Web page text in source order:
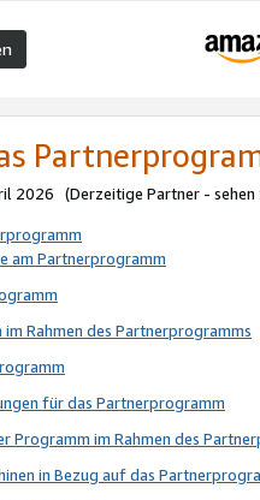
2026 (Derzeitige Partner - sehen
am Partnerprogramm
Rahmen des Partnerprogramms
für das Partnerprogramm
Programm im Rahmen des
in Bezug auf das